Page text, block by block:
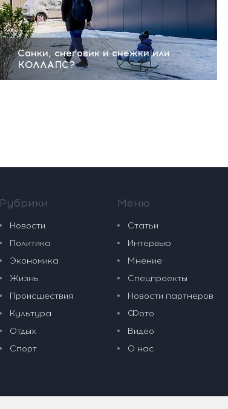
Санки, снеговик и снежки или
КОЛЛАПС?
Рубрики
Новости
Политика
Экономика
Жизнь
Происшествия
Культура
Отдых
Спорт
Меню
Статьи
Интервью
Мнение
Спецпроекты
Новости партнеров
Фото
Видео
О нас